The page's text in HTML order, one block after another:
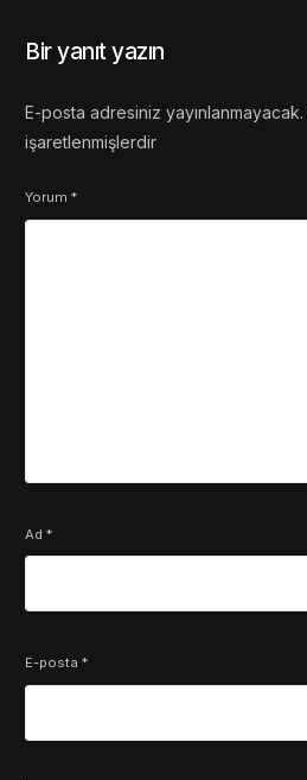
Bir yanıt yazın
E-posta adresiniz yayınlanmayacak.
işaretlenmişlerdir
Yorum*
Ad*
E-posta*